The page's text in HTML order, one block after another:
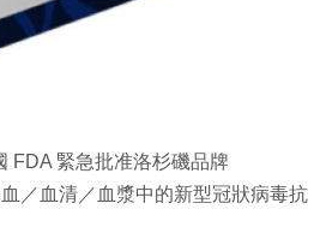
FDA 緊急批准洛杉磯品牌
／血清／血漿中的新型冠狀病毒抗